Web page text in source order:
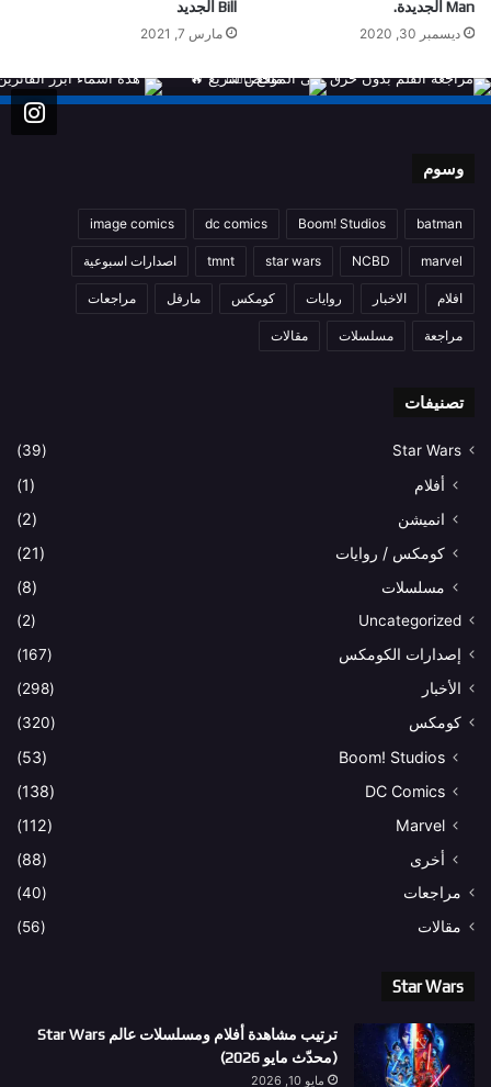
Man الجديدة.
ديسمبر 30, 2020
Bill الجديد
مارس 7, 2021
وسوم
batman
Boom! Studios
dc comics
image comics
marvel
NCBD
star wars
tmnt اصدارات اسبوعية
افلام الاخبار روايات كومكس مارفل مراجعات
مراجعة مسلسلات مقالات
تصنيفات
Star Wars
(39)
أفلام
(1)
انميشن
(2)
كومكس / روايات
(21)
مسلسلات
(8)
Uncategorized
(2)
إصدارات الكومكس
(167)
الأخبار
(298)
كومكس
(320)
Boom! Studios
(53)
DC Comics
(138)
Marvel
(112)
أخرى
(88)
مراجعات
(40)
مقالات
(56)
Star Wars
ترتيب مشاهدة أفلام ومسلسلات عالم Star Wars
(محدّث مايو 2026)
مايو 10, 2026